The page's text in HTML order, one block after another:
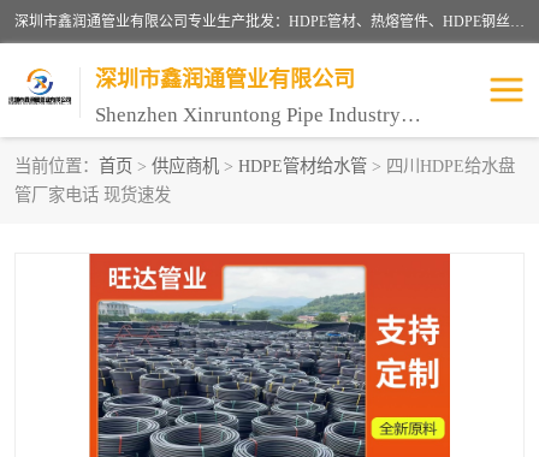
深圳市鑫润通管业有限公司专业生产批发：HDPE管材、热熔管件、HDPE钢丝骨架管、电熔管件、HDPE双壁波纹管、MPP电力管、井盖、PVC管材管件、PPR管材管件等；公司自创建以来，始终秉承“团结、务实、创新、守信”的服务宗旨，凭借专业的服务以及多年的勤奋拼搏，发展成为一家专业销售各种管材管件，绝缘电工套管及配件等系列产品的贸易公司。
深圳市鑫润通管业有限公司
Shenzhen Xinruntong Pipe Industry Co., Ltd
当前位置： 首页 > 供应商机 > HDPE管材给水管 > 四川HDPE给水盘
管厂家电话 现货速发
HDPE管材给水管
HDPE双壁波纹管 HDPE电力通讯管
UPVC电力通讯管 MPP电力通信管
联塑PVC管 联塑PPR管
联塑PE管 联塑家装红蓝线管